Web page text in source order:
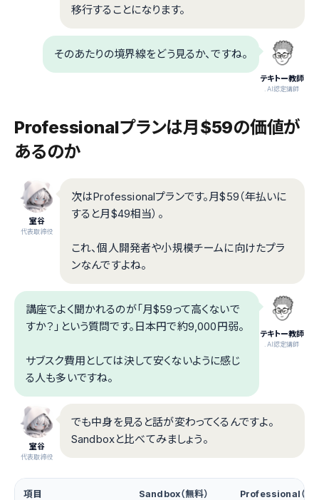
移行することになります。
テキトー教師
.AI認定講師
そのあたりの境界線をどう見るか、ですね。
Professionalプランは月$59の価値が
あるのか
室谷
代表取締役
次はProfessionalプランです。月$59（年払いに
すると月$49相当）。
これ、個人開発者や小規模チームに向けたプラ
ンなんですよね。
テキトー教師
.AI認定講師
講座でよく聞かれるのが「月$59って高くないで
すか？」という質問です。日本円で約9,000円弱。
サブスク費用としては決して安くないように感じ
る人も多いですね。
室谷
代表取締役
でも中身を見ると話が変わってくるんですよ。
Sandboxと比べてみましょう。
項目 Sandbox（無料） Professional（